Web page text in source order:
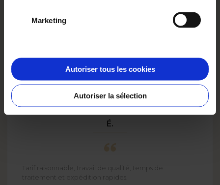
Marketing
Autoriser tous les cookies
Autoriser la sélection
É.
Tarif raisonnable, travail de qualité, temps de
traitement et expédition rapides.